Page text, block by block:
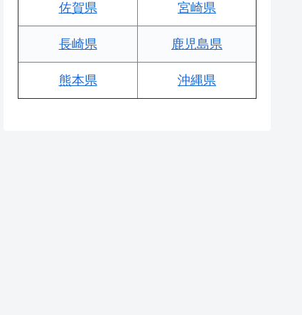
佐賀県 宮崎県
長崎県 鹿児島県
熊本県 沖縄県